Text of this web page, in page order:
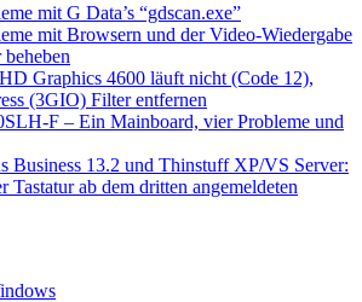
mit G Data’s “gdscan.exe”
mit Browsern und der Video-Wiedergabe
Graphics 4600 läuft nicht (Code 12),
(3GIO) Filter entfernen
F – Ein Mainboard, vier Probleme und
Business 13.2 und Thinstuff XP/VS Server:
Tastatur ab dem dritten angemeldeten